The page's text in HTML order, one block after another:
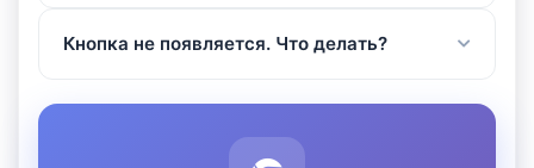
Кнопка не появляется. Что делать?